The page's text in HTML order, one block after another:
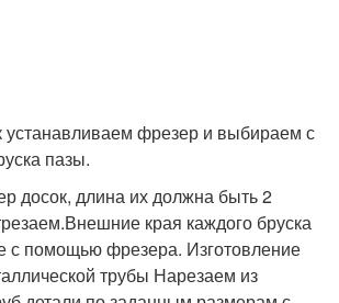
устанавливаем фрезер и выбираем с
пазы.
досок, длина их должна быть 2
края каждого бруска
с помощью фрезера. Изготовление
трубы Нарезаем из